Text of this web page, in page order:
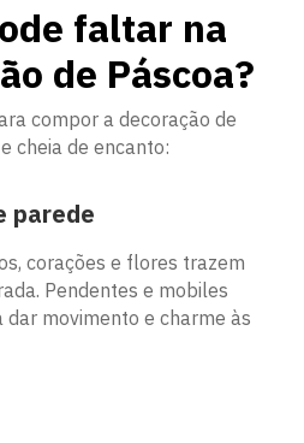
faltar na
de Páscoa?
compor a decoração de
cheia de encanto:
parede
corações e flores trazem
Pendentes e mobiles
movimento e charme às